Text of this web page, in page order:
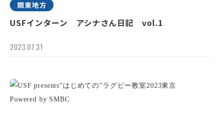
関東地方
USFインターン アシナさん日記 vol.1
2023.07.31